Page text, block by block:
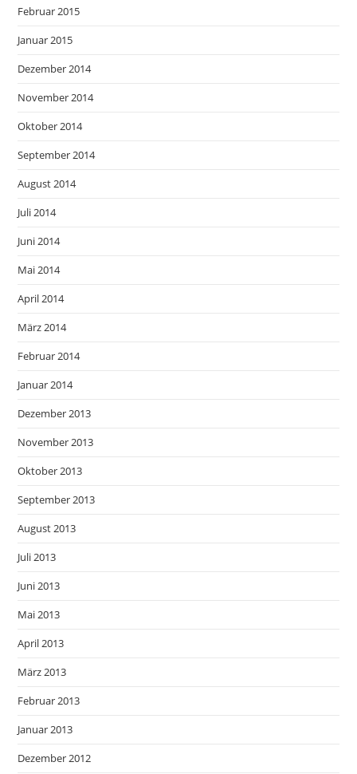
Februar 2015
Januar 2015
Dezember 2014
November 2014
Oktober 2014
September 2014
August 2014
Juli 2014
Juni 2014
Mai 2014
April 2014
März 2014
Februar 2014
Januar 2014
Dezember 2013
November 2013
Oktober 2013
September 2013
August 2013
Juli 2013
Juni 2013
Mai 2013
April 2013
März 2013
Februar 2013
Januar 2013
Dezember 2012